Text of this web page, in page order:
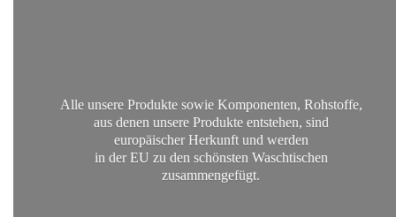
Alle unsere Produkte sowie Komponenten, Rohstoffe,
aus denen unsere Produkte entstehen, sind
europäischer Herkunft und werden
in der EU zu den schönsten Waschtischen
zusammengefügt.